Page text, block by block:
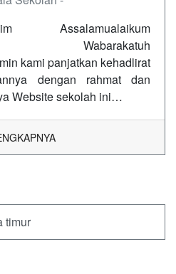
Assalamualaikum
Wabarakatuh
kami panjatkan kehadlirat
dengan rahmat dan
Website sekolah ini…
timur